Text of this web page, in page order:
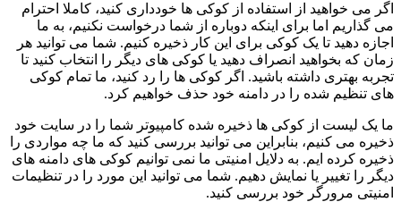
اگر می خواهید از استفاده از کوکی ها خودداری کنید، کاملا احترام
می گذاریم اما برای اینکه دوباره از شما درخواست نکنیم، به ما
اجازه دهید تا یک کوکی برای این کار ذخیره کنیم. شما می توانید هر
زمان که بخواهید انصراف دهید یا کوکی های دیگر را انتخاب کنید تا
تجربه بهتری داشته باشید. اگر کوکی ها را رد کنید، ما تمام کوکی
های تنظیم شده را در دامنه خود حذف خواهیم کرد.
ما یک لیست از کوکی ها ذخیره شده کامپیوتر شما را در سایت خود
ذخیره می کنیم، بنابراین می توانید بررسی کنید که ما چه مواردی را
ذخیره کرده ایم. به دلایل امنیتی ما نمی توانیم کوکی های دامنه های
دیگر را تغییر یا نمایش دهیم. شما می توانید این مورد را در تنظیمات
امنیتی مرورگر خود بررسی کنید.